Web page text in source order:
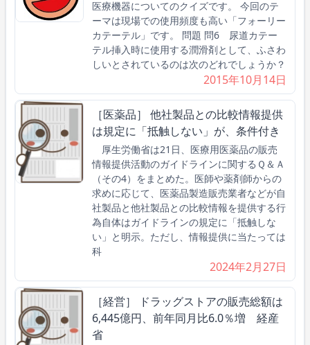
医療機器についてのクイズです。 今回のテ
ーマは現場での使用頻度も高い「フォーリー
カテーテル」です。 問題 問6 尿道カテー
テル挿入時に使用する潤滑剤として、ふさわ
しいとされているのは次のどれでしょうか？
2015年10月14日
［医薬品］ 他社製品との比較情報提供
は規定に「抵触しない」が、条件付き
厚生労働省は21日、医療用医薬品の販売
情報提供活動のガイドラインに関するＱ＆Ａ
（その4）をまとめた。医師や薬剤師からの
求めに応じて、医薬品製造販売業者などが自
社製品と他社製品との比較情報を提供する行
為自体はガイドラインの規定に「抵触しな
い」と明示。ただし、情報提供に当たっては
科
2024年2月27日
［経営］ ドラッグストアの販売総額は
6,445億円、前年同月比6.0％増 経産
省